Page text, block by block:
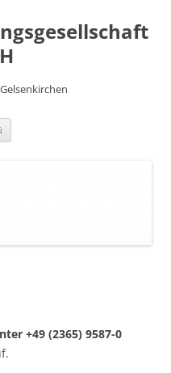
+49 (2365) 9587-0